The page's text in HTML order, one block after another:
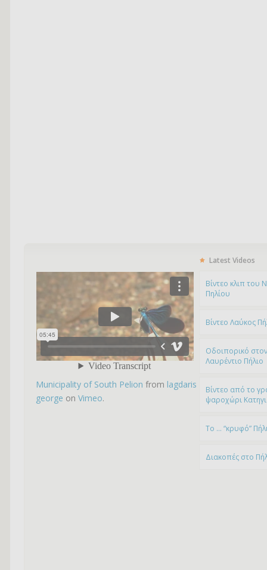
Municipality of South Pelion from lagdaris
george on Vimeo.
Latest Videos
Bίντεο κλιπ του
Πηλίου
Βίντεο Λαύκος
Οδοιπορικό
Λαυρέντιο Πήλιο
Βίντεο από το
ψαροχώρι
To … “κρυφό”
Διακοπές στο